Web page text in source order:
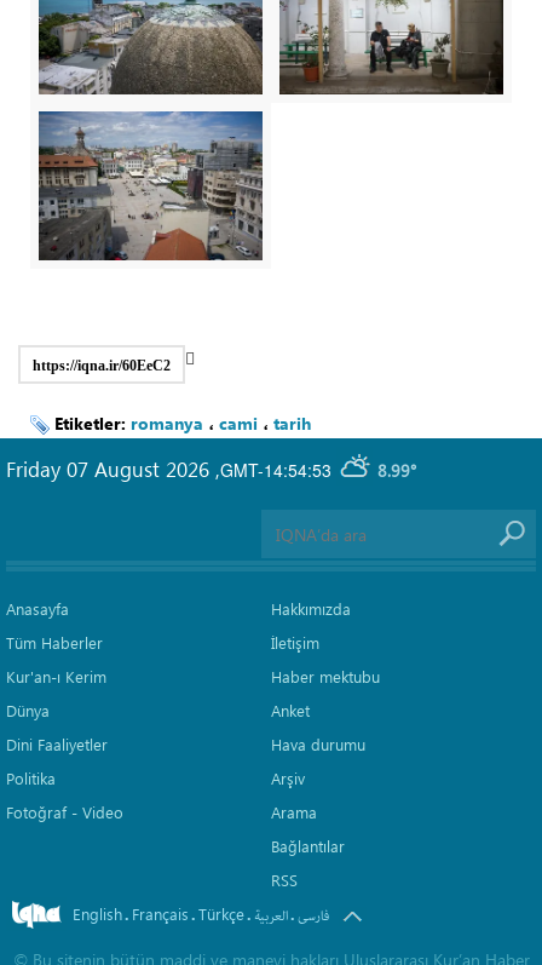
https://iqna.ir/60EeC2
Etiketler: romanya ، cami ، tarih
GMT-14:54:53 8.99°
Friday 07 August 2026 ,
Anasayfa
Tüm Haberler
Kur'an-ı Kerim
Dünya
Dini Faaliyetler
Politika
Fotoğraf - Video
Hakkımızda
İletişim
Haber mektubu
Anket
Hava durumu
Arşiv
Arama
Bağlantılar
RSS
English. Français.Türkçe. العربیة.فارسی
© Bu sitenin bütün maddi ve manevi hakları Uluslararası Kur’an Haber